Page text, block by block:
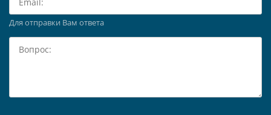
Для отправки Вам ответа